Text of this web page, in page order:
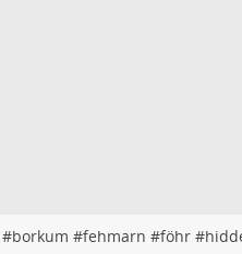
#borkum #fehmarn #föhr#